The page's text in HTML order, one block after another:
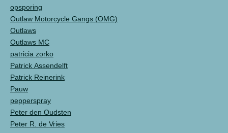
opsporing
Outlaw Motorcycle Gangs (OMG)
Outlaws
Outlaws MC
patricia zorko
Patrick Assendelft
Patrick Reinerink
Pauw
pepperspray
Peter den Oudsten
Peter R. de Vries